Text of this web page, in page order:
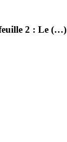
2 : Le (…)